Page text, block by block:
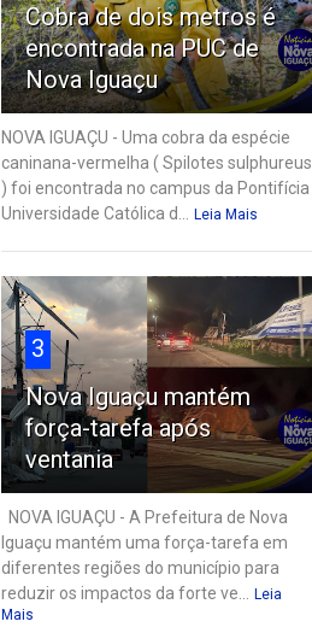
Cobra de dois metros é
encontrada na PUC de
Nova Iguaçu
NOVA IGUAÇU - Uma cobra da espécie
caninana-vermelha ( Spilotes sulphureus
) foi encontrada no campus da Pontifícia
Universidade Católica d...
Leia Mais
3
Nova Iguaçu mantém
força-tarefa após
ventania
NOVA IGUAÇU - A Prefeitura de Nova
Iguaçu mantém uma força-tarefa em
diferentes regiões do município para
reduzir os impactos da forte ve...
Leia
Mais